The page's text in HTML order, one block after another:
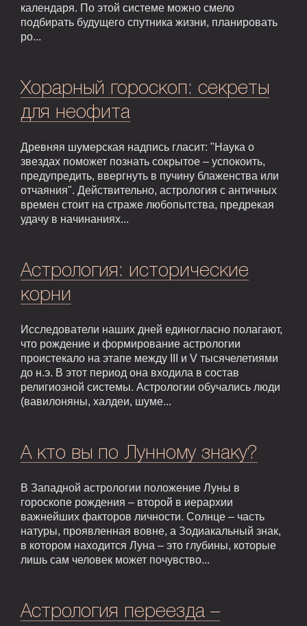
календаря. По этой системе можно смело
подбирать будущего спутника жизни, планировать
ро...
Хорарный гороскоп: секреты
для неофита
Древняя шумерская надпись гласит: "Наука о
звездах поможет познать сокрытое – успокоить,
предупредить, ввергнуть в пучину блаженства или
отчаяния". Действительно, астрология с античных
времен стоит на страже любопытства, предрекая
удачу в начинаниях...
Астрология: исторические
корни
Исследователи наших дней единогласно полагают,
что рождение и формирование астрологии
проистекало на этапе между III и V тысячелетиями
до н.э. В этот период она входила в состав
религиозной системы. Астрологии обучались люди
(вавилоняны, халдеи, шуме...
А кто вы по Лунному знаку?
В Западной астрологии положение Луны в
гороскопе рождения – второй в иерархии
важнейших факторов личности. Солнце – часть
натуры, проявленная вовне, а Зодиакальный знак,
в котором находится Луна – это глубины, которые
лишь сам человек может почувство...
Астрология переезда –